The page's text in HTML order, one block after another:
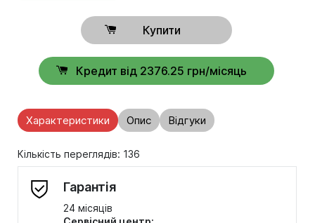
Купити
Кредит від 2376.25 грн/місяць
Характеристики Опис Відгуки
Кількість переглядів: 136
Гарантія
24 місяців